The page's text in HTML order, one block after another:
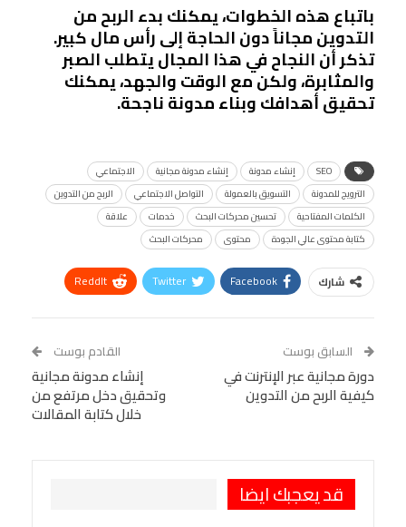
باتباع هذه الخطوات، يمكنك بدء الربح من
التدوين مجاناً دون الحاجة إلى رأس مال كبير.
تذكر أن النجاح في هذا المجال يتطلب الصبر
والمثابرة، ولكن مع الوقت والجهد، يمكنك
تحقيق أهدافك وبناء مدونة ناجحة.
SEO إنشاء مدونة إنشاء مدونة مجانية
الاجتماعي
الترويج للمدونة
التسويق بالعمولة التواصل الاجتماعي
الربح من التدوين
الكلمات المفتاحية
تحسين محركات البحث خدمات
علاقة
كتابة محتوى عالي الجودة
محتوى محركات البحث
شارك Facebook
Twitter
ReddIt
Tumblr
البريد الإلكتروني
StumbleUpon
VK
Digg
LINE
BlackBerry
Viber
السابق بوست
دورة مجانية عبر الإنترنت في
كيفية الربح من التدوين
القادم بوست
إنشاء مدونة مجانية
وتحقيق دخل مرتفع من
خلال كتابة المقالات
قد يعجبك ايضا